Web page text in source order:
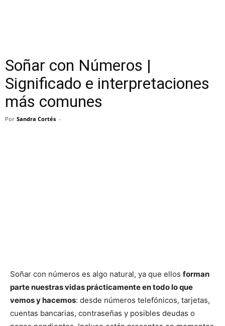
Soñar con Números |
Significado e interpretaciones
más comunes
Por Sandra Cortés -
Soñar con números es algo natural, ya que ellos forman
parte nuestras vidas prácticamente en todo lo que
vemos y hacemos: desde números telefónicos, tarjetas,
cuentas bancarias, contraseñas y posibles deudas o